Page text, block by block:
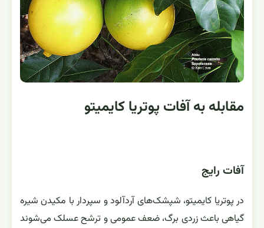
مقابله به آفات پوتریا کایمیتو
آفات رایج
در پوتریا کایمیتو، شپشک‌های آردآلود و سپردار با مکیدن شیره
گیاهی باعث زردی برگ، ضعف عمومی و ترشح عسلک می‌شوند